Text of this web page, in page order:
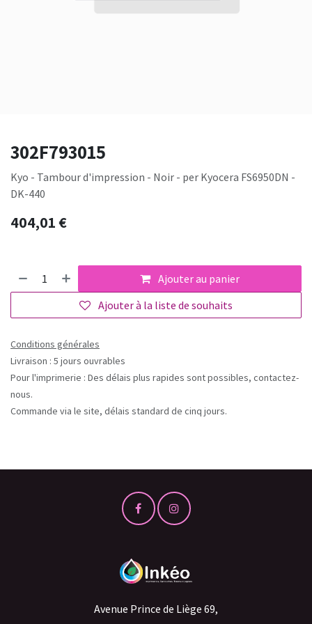
302F793015
Kyo - Tambour d'impression - Noir - per Kyocera FS6950DN -
DK-440
404,01€
Ajouter au panier
Ajouter à la liste de souhaits
Conditions générales
Livraison : 5 jours ouvrables
Pour l'imprimerie : Des délais plus rapides sont possibles, contactez-
nous.
Commande via le site, délais standard de cinq jours.
Avenue Prince de Liège 69,